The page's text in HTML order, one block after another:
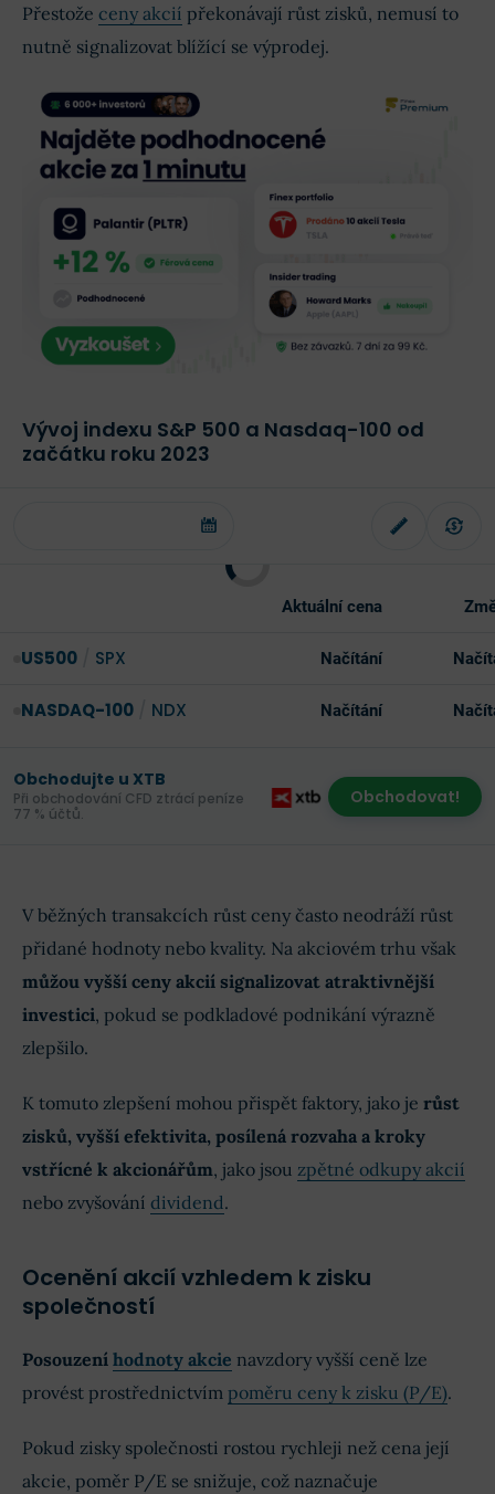
Přestože ceny akcií překonávají růst zisků, nemusí to
nutně signalizovat blížící se výprodej.
Vývoj indexu S&P 500 a Nasdaq-100 od
začátku roku 2023
Aktuální cena
US500 SPX Načítání
NASDAQ-100 NDX Načítání
Obchodujte u XTB
Při obchodování CFD ztrácí peníze
77 % účtů.
Obchodovat!
V běžných transakcích růst ceny často neodráží růst
přidané hodnoty nebo kvality. Na akciovém trhu však
můžou vyšší ceny akcií signalizovat atraktivnější
investici, pokud se podkladové podnikání výrazně
zlepšilo.
K tomuto zlepšení mohou přispět faktory, jako je růst
zisků, vyšší efektivita, posílená rozvaha a kroky
vstřícné k akcionářům, jako jsou zpětné odkupy akcií
nebo zvyšování dividend.
Ocenění akcií vzhledem k zisku
společností
Posouzení hodnoty akcie navzdory vyšší ceně lze
provést prostřednictvím poměru ceny k zisku (P/E).
Pokud zisky společnosti rostou rychleji než cena její
akcie, poměr P/E se snižuje, což naznačuje